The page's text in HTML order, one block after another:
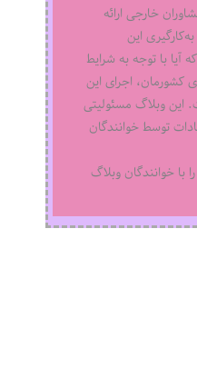
خارجی ارائه
این
آیا با توجه به شرایط
کشورمان، اجرای این
وبلاگ مسئولیتی
توسط خوانندگان
با خوانندگان وبلاگ